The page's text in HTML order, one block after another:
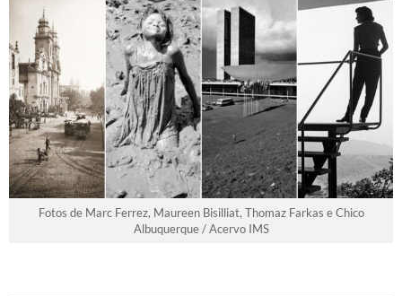
Fotos de Marc Ferrez, Maureen Bisilliat, Thomaz Farkas e Chico
Albuquerque / Acervo IMS